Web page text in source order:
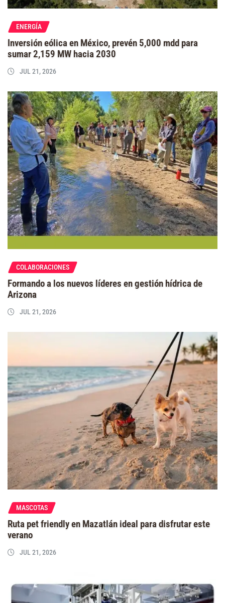
ENERGÍA
Inversión eólica en México, prevén 5,000 mdd para
sumar 2,159 MW hacia 2030
JUL 21, 2026
COLABORACIONES
Formando a los nuevos líderes en gestión hídrica de
Arizona
JUL 21, 2026
MASCOTAS
Ruta pet friendly en Mazatlán ideal para disfrutar este
verano
JUL 21, 2026